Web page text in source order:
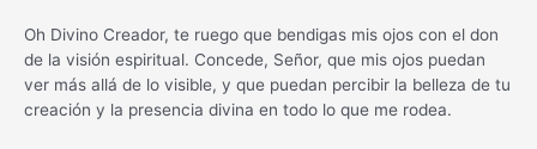
Oh Divino Creador, te ruego que bendigas mis ojos con el don
de la visión espiritual. Concede, Señor, que mis ojos puedan
ver más allá de lo visible, y que puedan percibir la belleza de tu
creación y la presencia divina en todo lo que me rodea.